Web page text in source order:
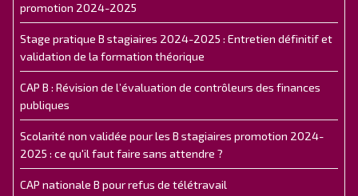
promotion 2024-2025
Stage pratique B stagiaires 2024-2025 : Entretien définitif et
validation de la formation théorique
CAP B : Révision de l’évaluation de contrôleurs des finances
publiques
Scolarité non validée pour les B stagiaires promotion 2024-
2025 : ce qu'il faut faire sans attendre ?
CAP nationale B pour refus de télétravail